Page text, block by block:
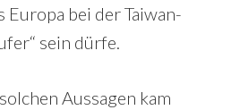
Europa bei der Taiwan-
sein dürfe.
Aussagen kam